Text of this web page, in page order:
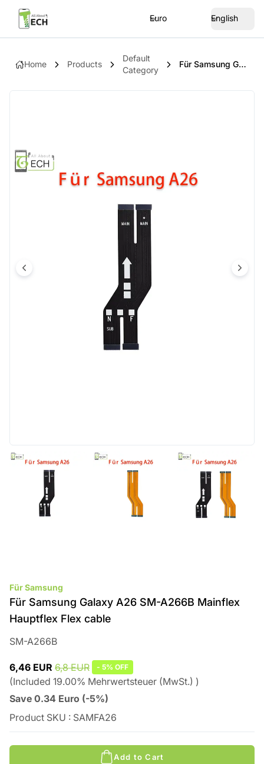
Euro English
Home Products
Default
Category
Für Samsung Galaxy A26 SM-A266B Mainflex Hauptflex Flex Cable
Für Samsung
Für Samsung Galaxy A26 SM-A266B Mainflex
Hauptflex Flex cable
SM-A266B
6,46 EUR 6,8 EUR - 5% OFF
(Included 19.00% Mehrwertsteuer (MwSt.) )
Save 0.34 Euro (-5%)
Product SKU : SAMFA26
Add to Cart